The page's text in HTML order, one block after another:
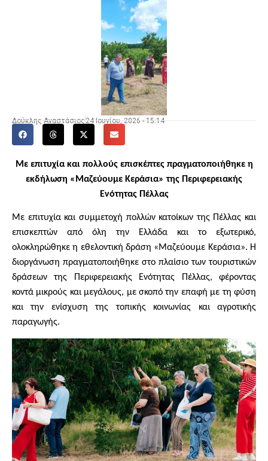
Δούκλης Αναστάσιος 24 Ιουνίου, 2026 - 15:14
Με επιτυχία και πολλούς επισκέπτες πραγματοποιήθηκε η
εκδήλωση «Μαζεύουμε Κεράσια» της Περιφερειακής
Ενότητας Πέλλας
Με επιτυχία και συμμετοχή πολλών κατοίκων της Πέλλας και
επισκεπτών από όλη την Ελλάδα και το εξωτερικό,
ολοκληρώθηκε η εθελοντική δράση «Μαζεύουμε Κεράσια». Η
διοργάνωση πραγματοποιήθηκε στο πλαίσιο των τουριστικών
δράσεων της Περιφερειακής Ενότητας Πέλλας, φέροντας
κοντά μικρούς και μεγάλους, με σκοπό την επαφή με τη φύση
και την ενίσχυση της τοπικής κοινωνίας και αγροτικής
παραγωγής.